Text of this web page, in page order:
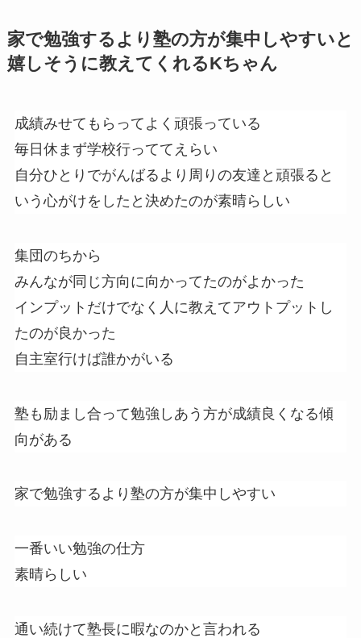
家で勉強するより塾の方が集中しやすいと
嬉しそうに教えてくれるKちゃん
成績みせてもらってよく頑張っている
毎日休まず学校行っててえらい
自分ひとりでがんばるより周りの友達と頑張ると
いう心がけをしたと決めたのが素晴らしい
集団のちから
みんなが同じ方向に向かってたのがよかった
インプットだけでなく人に教えてアウトプットし
たのが良かった
自主室行けば誰かがいる
塾も励まし合って勉強しあう方が成績良くなる傾
向がある
家で勉強するより塾の方が集中しやすい
一番いい勉強の仕方
素晴らしい
通い続けて塾長に暇なのかと言われる